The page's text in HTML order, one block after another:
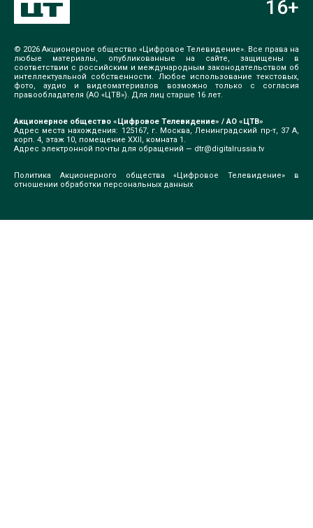
© 2026 Акционерное общество «Цифровое Телевидение». Все права на
любые материалы, опубликованные на сайте, защищены в
соответствии с российским и международным законодательством об
интеллектуальной собственности. Любое использование текстовых,
фото, аудио и видеоматериалов возможно только с согласия
правообладателя (АО «ЦТВ»). Для лиц старше 16 лет.
Акционерное общество «Цифровое Телевидение» / АО «ЦТВ»
Адрес места нахождения: 125167, г. Москва, Ленинградский пр-т, 37 А,
корп. 4, этаж 10, помещение XXII, комната 1.
Адрес электронной почты для обращений — dtr@digitalrussia.tv
Политика Акционерного общества «Цифровое Телевидение» в
отношении обработки персональных данных
16+